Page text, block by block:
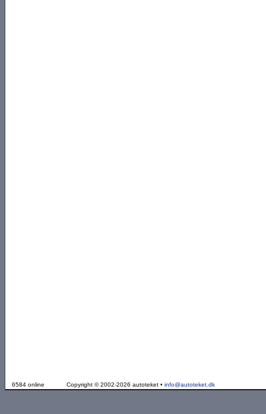
6584 online Copyright © 2002-2026 autoteket • info@autoteket.dk